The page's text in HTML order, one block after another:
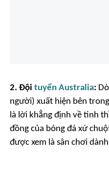
2. Đội tuyển Australia:
người) xuất hiện bên
là lời khẳng định về tinh
đồng của bóng đá xứ
được xem là sân chơi